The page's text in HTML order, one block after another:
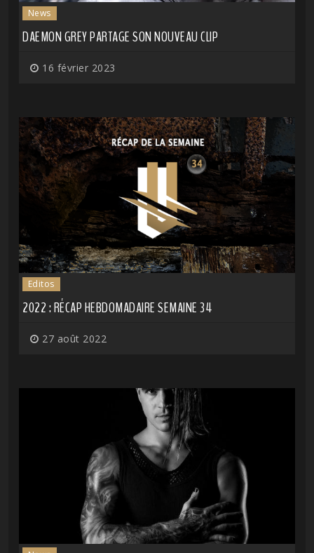
News
DAEMON GREY PARTAGE SON NOUVEAU CLIP
16 février 2023
Editos
2022 : RÉCAP HEBDOMADAIRE SEMAINE 34
27 août 2022